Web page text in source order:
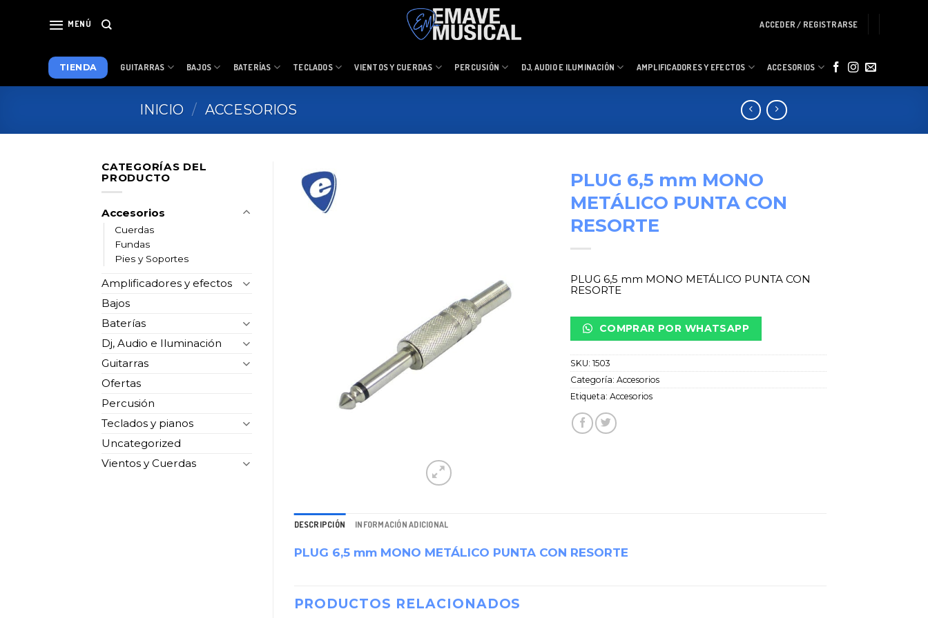
MENÚ ACCEDER / REGISTRARSE
TIENDA GUITARRAS BAJOS BATERÍAS TECLADOS VIENTOS Y CUERDAS PERCUSIÓN DJ, AUDIO E ILUMINACIÓN AMPLIFICADORES Y EFECTOS ACCESORIOS
INICIO / ACCESORIOS
CATEGORÍAS DEL
PRODUCTO
Accesorios
Cuerdas
Fundas
Pies y Soportes
Amplificadores y efectos
Bajos
Baterías
Dj, Audio e Iluminación
Guitarras
Ofertas
Percusión
Teclados y pianos
Uncategorized
Vientos y Cuerdas
PLUG 6,5 mm MONO
METÁLICO PUNTA CON
RESORTE
PLUG 6,5 mm MONO METÁLICO PUNTA CON
RESORTE
COMPRAR POR WHATSAPP
SKU:1503
Categoría:Accesorios
Etiqueta:Accesorios
DESCRIPCIÓN INFORMACIÓN ADICIONAL
PLUG 6,5 mm MONO METÁLICO PUNTA CON RESORTE
PRODUCTOS RELACIONADOS